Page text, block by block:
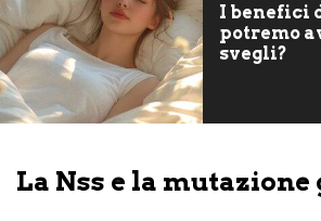
I benefici
potremo
svegli?
La Nss e la mutazione